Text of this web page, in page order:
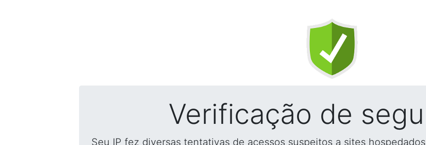
Verificação de
Seu IP fez diversas tentativas de acessos suspeitos a sites